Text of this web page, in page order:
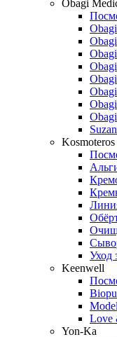
Obagi
Kosmoteros
Уход
Keenwell
Love
Yon-Ka